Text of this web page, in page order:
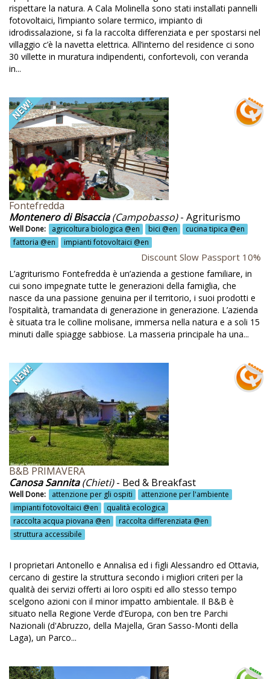
veloce gratis @en
a km zero @en
artigianali @en
da agricoltura biologica @en
dell'orto @en
fatti in casa @en
freschi @en
locali @en
locali fatti in casa @en
naturali @en
riciclati @en
tipici @en
tipici Gargano @en
tipici locali @en
biologici @en
capi 100% naturali @en
cibi tipici @en
e vendita diretta olio e vino @en
fieno @en
mele con lotta guidata @en
olio @en
prodotti tipici @en
vini @en
zafferano @en
della cultura locale @en
Broletto @en
@en
vendita campagna cia @en
differenziata @en
rispettare la natura. A Cala Molinella sono stati installati pannelli
fotovoltaici, l’impianto solare termico, impianto di
idrodissalazione, si fa la raccolta differenziata e per spostarsi nel
villaggio c’è la navetta elettrica. All’interno del residence ci sono
30 villette in muratura indipendenti, confortevoli, con veranda
in...
Fontefredda
Montenero di Bisaccia(Campobasso)- Agriturismo
Well Done: agricoltura biologica @en bici @en
cucina tipica @en
fattoria @en
impianti fotovoltaici @en
Discount Slow Passport 10%
L’agriturismo Fontefredda è un’azienda a gestione familiare, in
cui sono impegnate tutte le generazioni della famiglia, che
nasce da una passione genuina per il territorio, i suoi prodotti e
l’ospitalità, tramandata di generazione in generazione. L’azienda
è situata tra le colline molisane, immersa nella natura e a soli 15
minuti dalle spiagge sabbiose. La masseria principale ha una...
B&B PRIMAVERA
Canosa Sannita(Chieti)- Bed & Breakfast
Well Done: attenzione per gli ospiti
attenzione per l'ambiente
impianti fotovoltaici @en
qualità ecologica
raccolta acqua piovana @en
raccolta differenziata @en
struttura accessibile
I proprietari Antonello e Annalisa ed i figli Alessandro ed Ottavia,
cercano di gestire la struttura secondo i migliori criteri per la
qualità dei servizi offerti ai loro ospiti ed allo stesso tempo
scelgono azioni con il minor impatto ambientale. Il B&B è
situato nella Regione Verde d’Europa, con ben tre Parchi
Nazionali (d'Abruzzo, della Majella, Gran Sasso-Monti della
Laga), un Parco...